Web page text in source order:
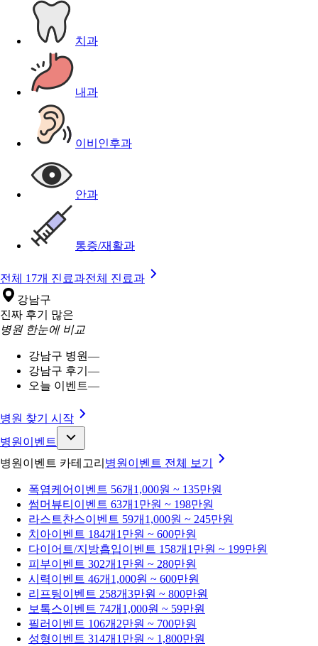
치과
내과
이비인후과
안과
통증/재활과
전체 17개 진료과전체 진료과
강남구
진짜 후기 많은
병원 한눈에 비교
강남구 병원—
강남구 후기 —
오늘 이벤트—
병원 찾기 시작
병원이벤트
병원이벤트 카테고리 병원이벤트 전체 보기
폭염케어 이벤트 56개 1,000원 ~ 135만원
썸머뷰티 이벤트 63개 1만원 ~ 198만원
라스트찬스이벤트 59개 1,000원 ~ 245만원
치아이벤트 184개 1만원 ~ 600만원
다이어트/지방흡입이벤트 158개 1만원 ~ 199만원
피부이벤트 302개 1만원 ~ 280만원
시력이벤트 46개 1,000원 ~ 600만원
리프팅이벤트 258개3만원 ~ 800만원
보톡스이벤트 74개 1,000원 ~ 59만원
필러 이벤트 106개 2만원 ~ 700만원
성형이벤트 314개 1만원 ~ 1,800만원